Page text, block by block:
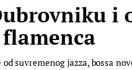
i
suvremenog jazza, bossa